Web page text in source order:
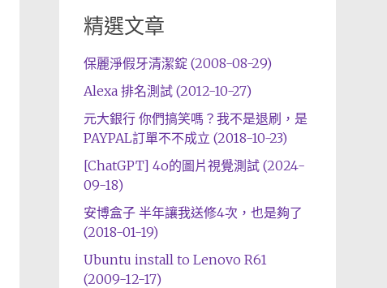
精選文章
保麗淨假牙清潔錠 (2008-08-29)
Alexa 排名測試 (2012-10-27)
元大銀行 你們搞笑嗎？我不是退刷，是
PAYPAL訂單不不成立 (2018-10-23)
[ChatGPT] 4o的圖片視覺測試 (2024-
09-18)
安博盒子 半年讓我送修4次，也是夠了
(2018-01-19)
Ubuntu install to Lenovo R61
(2009-12-17)